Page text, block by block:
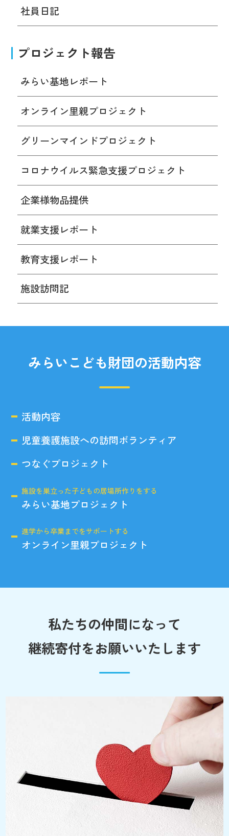
社員日記
プロジェクト報告
みらい基地レポート
オンライン里親プロジェクト
グリーンマインドプロジェクト
コロナウイルス緊急支援プロジェクト
企業様物品提供
就業支援レポート
教育支援レポート
施設訪問記
みらいこども財団の活動内容
活動内容
児童養護施設への訪問ボランティア
つなぐプロジェクト
施設を巣立った子どもの居場所作りをする
みらい基地プロジェクト
進学から卒業までをサポートする
オンライン里親プロジェクト
私たちの仲間になって
継続寄付をお願いいたします